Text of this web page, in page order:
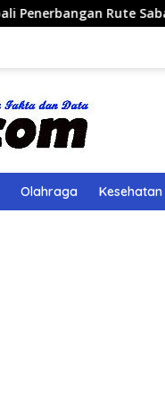
Sabang-Medan
Olahraga Kesehatan